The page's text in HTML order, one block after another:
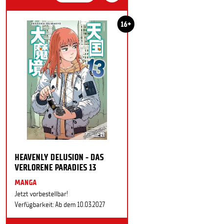
16+
HEAVENLY DELUSION - DAS
VERLORENE PARADIES 13
MANGA
Jetzt vorbestellbar!
Verfügbarkeit: Ab dem 10.03.2027